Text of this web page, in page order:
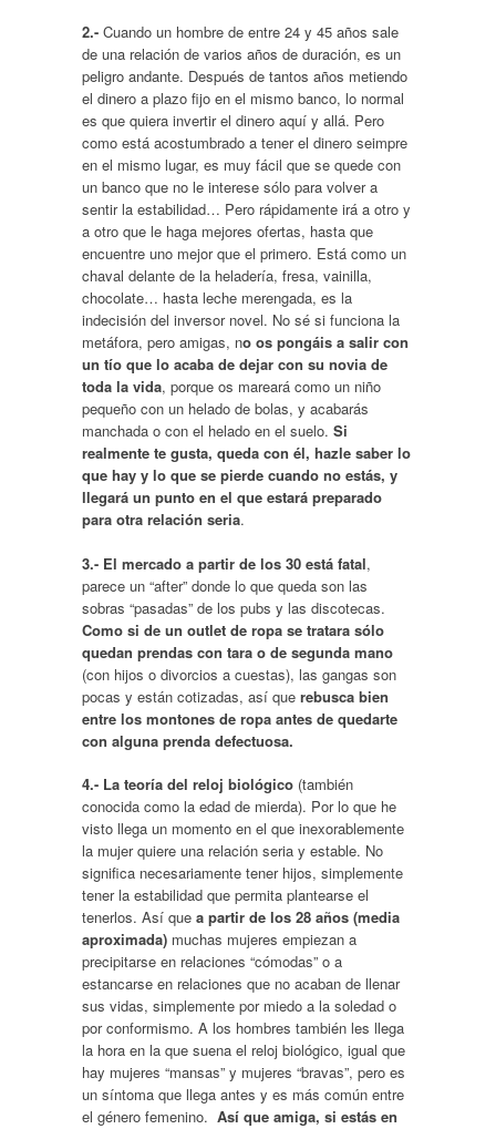
2.-Cuando un hombre de entre 24 y 45 años sale
de una relación de varios años de duración, es un
peligro andante. Después de tantos años metiendo
el dinero a plazo fijo en el mismo banco, lo normal
es que quiera invertir el dinero aquí y allá. Pero
como está acostumbrado a tener el dinero seimpre
en el mismo lugar, es muy fácil que se quede con
un banco que no le interese sólo para volver a
sentir la estabilidad… Pero rápidamente irá a otro y
a otro que le haga mejores ofertas, hasta que
encuentre uno mejor que el primero. Está como un
chaval delante de la heladería, fresa, vainilla,
chocolate… hasta leche merengada, es la
indecisión del inversor novel. No sé si funciona la
metáfora, pero amigas, no os pongáis a salir con
un tío que lo acaba de dejar con su novia de
toda la vida, porque os mareará como un niño
pequeño con un helado de bolas, y acabarás
manchada o con el helado en el suelo. Si
realmente te gusta, queda con él, hazle saber lo
que hay y lo que se pierde cuando no estás, y
llegará un punto en el que estará preparado
para otra relación seria.
3.- El mercado a partir de los 30 está fatal,
parece un “after” donde lo que queda son las
sobras “pasadas” de los pubs y las discotecas.
Como si de un outlet de ropa se tratara sólo
quedan prendas con tara o de segunda mano
(con hijos o divorcios a cuestas), las gangas son
pocas y están cotizadas, así que rebusca bien
entre los montones de ropa antes de quedarte
con alguna prenda defectuosa.
4.- La teoría del reloj biológico(también
conocida como la edad de mierda). Por lo que he
visto llega un momento en el que inexorablemente
la mujer quiere una relación seria y estable. No
significa necesariamente tener hijos, simplemente
tener la estabilidad que permita plantearse el
tenerlos. Así que a partir de los 28 años (media
aproximada)muchas mujeres empiezan a
precipitarse en relaciones “cómodas” o a
estancarse en relaciones que no acaban de llenar
sus vidas, simplemente por miedo a la soledad o
por conformismo. A los hombres también les llega
la hora en la que suena el reloj biológico, igual que
hay mujeres “mansas” y mujeres “bravas”, pero es
un síntoma que llega antes y es más común entre
el género femenino. Así que amiga, si estás en